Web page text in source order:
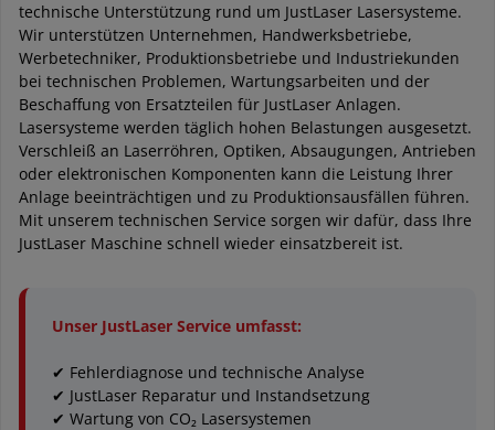
technische Unterstützung rund um JustLaser Lasersysteme.
Wir unterstützen Unternehmen, Handwerksbetriebe,
Werbetechniker, Produktionsbetriebe und Industriekunden
bei technischen Problemen, Wartungsarbeiten und der
Beschaffung von Ersatzteilen für JustLaser Anlagen.
Lasersysteme werden täglich hohen Belastungen ausgesetzt.
Verschleiß an Laserröhren, Optiken, Absaugungen, Antrieben
oder elektronischen Komponenten kann die Leistung Ihrer
Anlage beeinträchtigen und zu Produktionsausfällen führen.
Mit unserem technischen Service sorgen wir dafür, dass Ihre
JustLaser Maschine schnell wieder einsatzbereit ist.
Unser JustLaser Service umfasst:
✔ Fehlerdiagnose und technische Analyse
✔ JustLaser Reparatur und Instandsetzung
✔ Wartung von CO₂ Lasersystemen